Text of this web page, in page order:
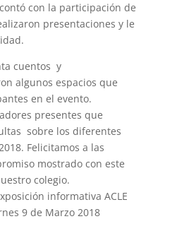
con la participación de
presentaciones y le
cuentos y
algunos espacios que
en el evento.
presentes que
sobre los diferentes
Felicitamos a las
mostrado con este
colegio.
informativa ACLE
9 de Marzo 2018